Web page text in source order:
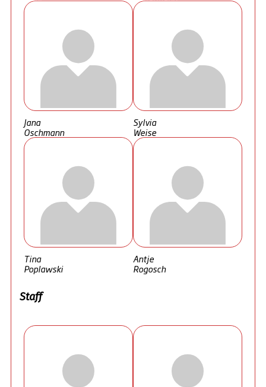
Jana
Oschmann
Sylvia
Weise
Tina
Poplawski
Antje
Rogosch
Staff